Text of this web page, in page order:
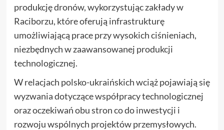
produkcję dronów, wykorzystując zakłady w
Raciborzu, które oferują infrastrukturę
umożliwiającą prace przy wysokich ciśnieniach,
niezbędnych w zaawansowanej produkcji
technologicznej.
W relacjach polsko-ukraińskich wciąż pojawiają się
wyzwania dotyczące współpracy technologicznej
oraz oczekiwań obu stron co do inwestycji i
rozwoju wspólnych projektów przemysłowych.